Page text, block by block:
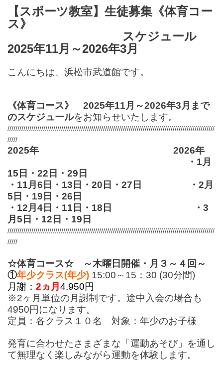
【スポーツ教室】生徒募集《体育コー
ス》
スケジュール
2025年11月～2026年3月
こんにちは、浜松市武道館です。
《体育コース》 2025年11月～2026年3月まで
のスケジュールをお知らせいたします。
////////////////////////////////////////////////////////////////////////////////////////////////////////
/////
2025年 2026年
・1月
15日・22日・29日
・11月6日・13日・20日・27日 ・2月
5日・19日・26日
・12月4日・11日・18日 ・3
月5日・12日・19日
////////////////////////////////////////////////////////////////////////////////////////////////////////
/////
☆体育コース☆ ～木曜日開催・月３～４回～
①年少クラス(年少) 15:00～15：30 (30分間)
月謝： 2ヵ月 4,950円
※2ヶ月単位の月謝制です。途中入会の場合も
4950円になります。
定員：各クラス１０名 対象：年少のお子様
発育に合わせたさまざまな「運動あそび」を通し
て無理なく楽しみながら運動を体験します。